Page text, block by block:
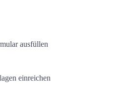
ausfüllen
einreichen